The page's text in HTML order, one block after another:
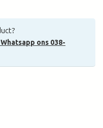
ons 038-